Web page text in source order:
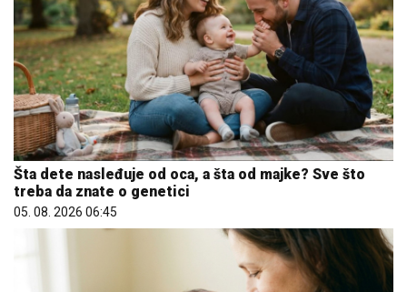
Šta dete nasleđuje od oca, a šta od majke? Sve što
treba da znate o genetici
05. 08. 2026 06:45